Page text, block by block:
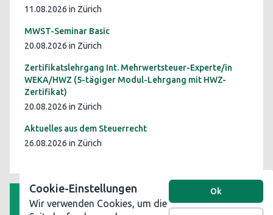
11.08.2026 in Zürich
MWST-Seminar Basic
20.08.2026 in Zürich
Zertifikatslehrgang Int. Mehrwertsteuer-Experte/in
WEKA/HWZ (5-tägiger Modul-Lehrgang mit HWZ-
Zertifikat)
20.08.2026 in Zürich
Aktuelles aus dem Steuerrecht
26.08.2026 in Zürich
Cookie-Einstellungen
Wir verwenden Cookies, um die
Ok